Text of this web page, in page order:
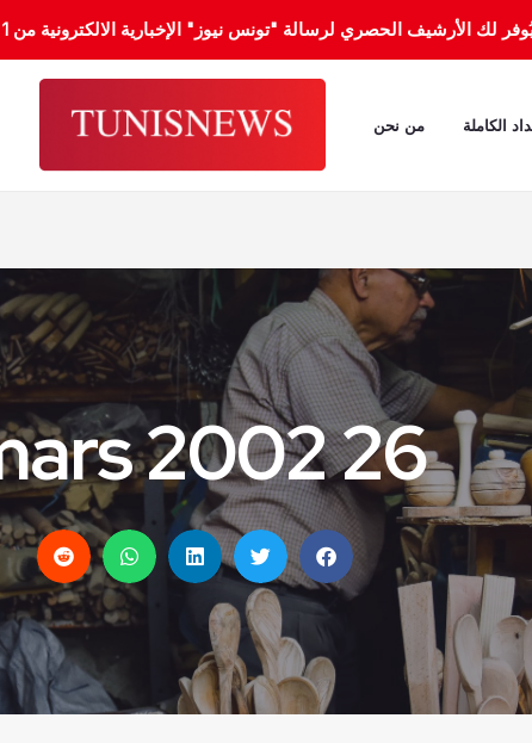
لك الأرشيف الحصري لرسالة "تونس نيوز" الإخبارية الالكترونية من 1 ماي 2000 إلى 31 جانفي 2012.
الكاملة من نحن
26 mars 2002